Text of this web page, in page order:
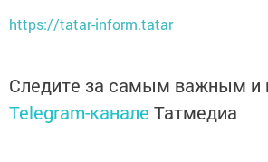
https://tatar-inform.tatar
Следите за самым важным и
Telegram-канале Татмедиа